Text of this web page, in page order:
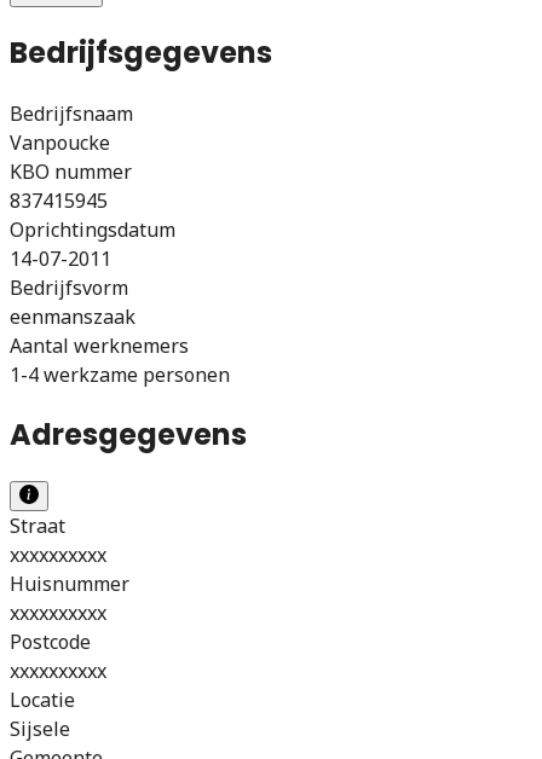
Bedrijfsgegevens
Bedrijfsnaam
Vanpoucke
KBO nummer
837415945
Oprichtingsdatum
14-07-2011
Bedrijfsvorm
eenmanszaak
Aantal werknemers
1-4 werkzame personen
Adresgegevens
Straat
xxxxxxxxxx
Huisnummer
xxxxxxxxxx
Postcode
xxxxxxxxxx
Locatie
Sijsele